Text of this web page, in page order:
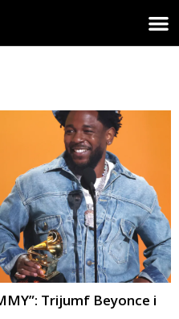
Trijumf Beyonce i